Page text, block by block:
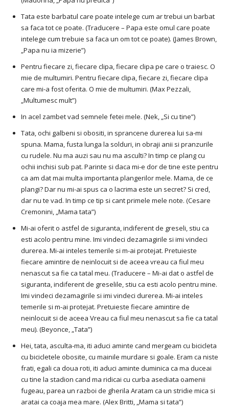
Tata este barbatul care poate intelege cum ar trebui un barbat
sa faca tot ce poate. (Traducere – Papa este omul care poate
intelege cum trebuie sa faca un om tot ce poate). (James Brown,
„Papa nu ia mizerie”)
Pentru fiecare zi, fiecare clipa, fiecare clipa pe care o traiesc. O
mie de multumiri. Pentru fiecare clipa, fiecare zi, fiecare clipa
care mi-a fost oferita. O mie de multumiri. (Max Pezzali,
„Multumesc mult”)
In acel zambet vad semnele fetei mele. (Nek, „Si cu tine”)
Tata, ochi galbeni si obositi, in sprancene durerea lui sa-mi
spuna. Mama, fusta lunga la solduri, in obraji anii si pranzurile
cu rudele. Nu ma auzi sau nu ma asculti? In timp ce plang cu
ochii inchisi sub pat. Parinte si daca mi-e dor de tine este pentru
ca am dat mai multa importanta plangerilor mele. Mama, de ce
plangi? Dar nu mi-ai spus ca o lacrima este un secret? Si cred,
dar nu te vad. In timp ce tip si cant primele mele note. (Cesare
Cremonini, „Mama tata”)
Mi-ai oferit o astfel de siguranta, indiferent de greseli, stiu ca
esti acolo pentru mine. Imi vindeci dezamagirile si imi vindeci
durerea. Mi-ai inteles temerile si m-ai protejat. Pretuieste
fiecare amintire de neinlocuit si de aceea vreau ca fiul meu
nenascut sa fie ca tatal meu. (Traducere – Mi-ai dat o astfel de
siguranta, indiferent de greselile, stiu ca esti acolo pentru mine.
Imi vindeci dezamagirile si imi vindeci durerea. Mi-ai inteles
temerile si m-ai protejat. Pretuieste fiecare amintire de
neinlocuit si de aceea Vreau ca fiul meu nenascut sa fie ca tatal
meu). (Beyonce, „Tata”)
Hei, tata, asculta-ma, iti aduci aminte cand mergeam cu bicicleta
cu bicicletele obosite, cu mainile murdare si goale. Eram ca niste
frati, egali ca doua roti, iti aduci aminte duminica ca ma duceai
cu tine la stadion cand ma ridicai cu curba asediata oamenii
fugeau, parea un razboi de gherila Aratam ca un stridie mica si
aratai ca coaja mea mare. (Alex Britti, „Mama si tata”)